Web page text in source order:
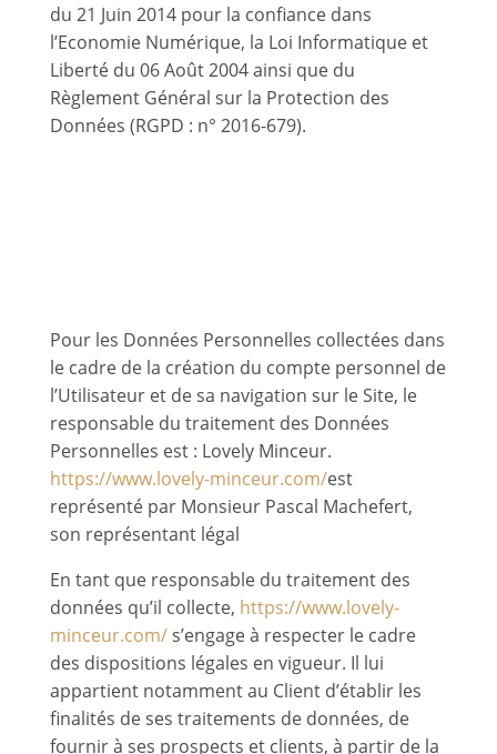
du 21 Juin 2014 pour la confiance dans
l’Economie Numérique, la Loi Informatique et
Liberté du 06 Août 2004 ainsi que du
Règlement Général sur la Protection des
Données (RGPD : n° 2016-679).
Pour les Données Personnelles collectées dans
le cadre de la création du compte personnel de
l’Utilisateur et de sa navigation sur le Site, le
responsable du traitement des Données
Personnelles est : Lovely Minceur.
https://www.lovely-minceur.com/est
représenté par Monsieur Pascal Machefert,
son représentant légal
En tant que responsable du traitement des
données qu’il collecte, https://www.lovely-
minceur.com/s’engage à respecter le cadre
des dispositions légales en vigueur. Il lui
appartient notamment au Client d’établir les
finalités de ses traitements de données, de
fournir à ses prospects et clients, à partir de la